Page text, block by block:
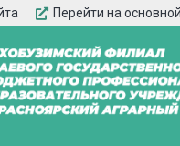
Перейти на